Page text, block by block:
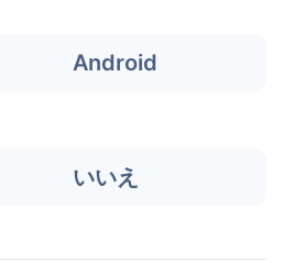
Android
いいえ